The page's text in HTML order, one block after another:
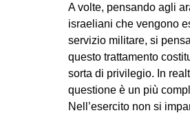
A volte, pensando agli
israeliani che vengono
servizio militare, si
questo trattamento
sorta di privilegio. In
questione è un più
Nell’esercito non si